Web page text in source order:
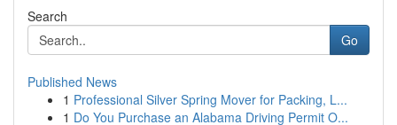
Search
Go
Published News
1 Professional Silver Spring Mover for Packing, L...
1 Do You Purchase an Alabama Driving Permit O...